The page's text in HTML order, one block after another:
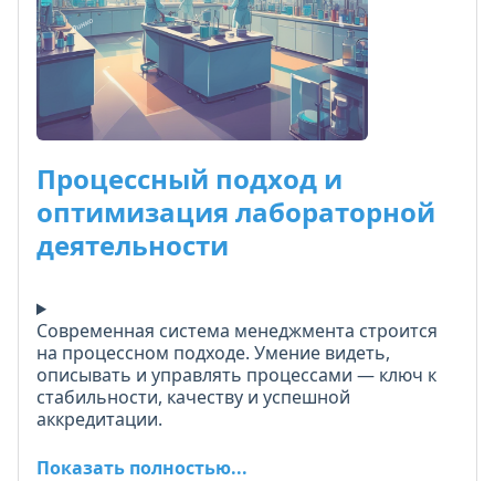
Процессный подход и
оптимизация лабораторной
деятельности
Современная система менеджмента строится
на процессном подходе. Умение видеть,
описывать и управлять процессами — ключ к
стабильности, качеству и успешной
аккредитации.
На онлайн-семинаре вы изучите процессный
Показать полностью...